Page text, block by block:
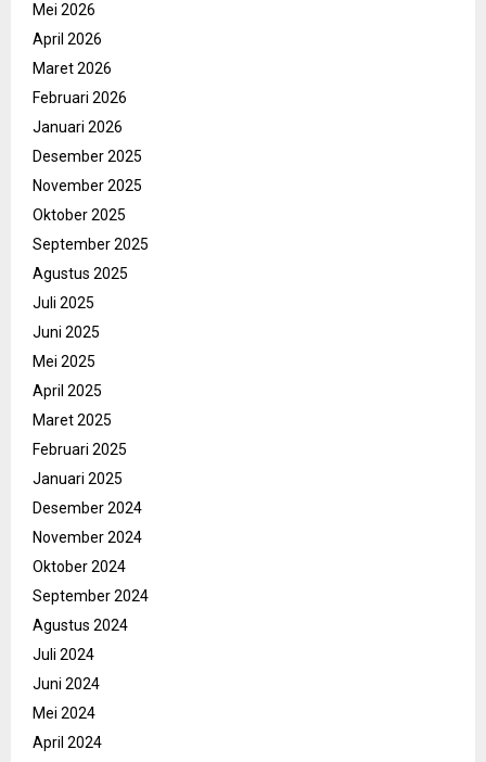
Mei 2026
April 2026
Maret 2026
Februari 2026
Januari 2026
Desember 2025
November 2025
Oktober 2025
September 2025
Agustus 2025
Juli 2025
Juni 2025
Mei 2025
April 2025
Maret 2025
Februari 2025
Januari 2025
Desember 2024
November 2024
Oktober 2024
September 2024
Agustus 2024
Juli 2024
Juni 2024
Mei 2024
April 2024